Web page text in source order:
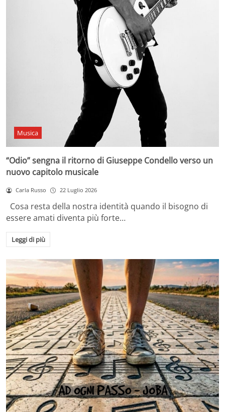
Musica
“Odio” sengna il ritorno di Giuseppe Condello verso un
nuovo capitolo musicale
Carla Russo 22 Luglio 2026
Cosa resta della nostra identità quando il bisogno di
essere amati diventa più forte…
Leggi di più